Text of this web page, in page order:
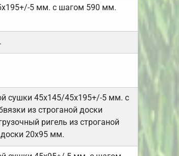
5 мм. с шагом 590 мм.
сушки 45х145/45х195+/-5 мм. с
из строганой доски
ригель из строганой
20х95 мм.